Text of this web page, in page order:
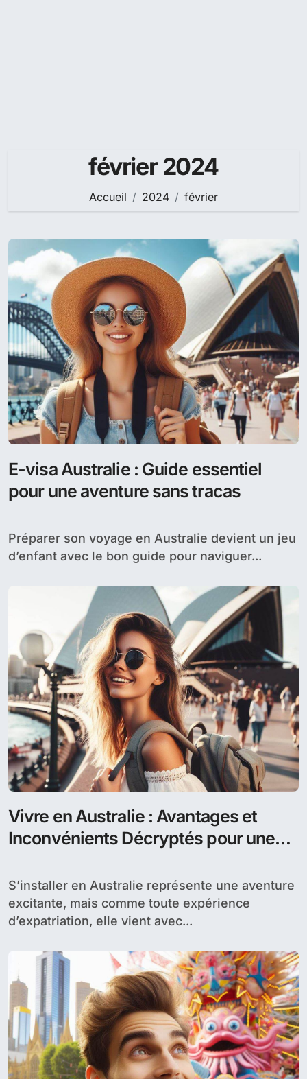
février 2024
Accueil 2024 février
E-visa Australie : Guide essentiel
pour une aventure sans tracas
Préparer son voyage en Australie devient un jeu
d’enfant avec le bon guide pour naviguer...
Vivre en Australie : Avantages et
Inconvénients Décryptés pour une
S’installer en Australie représente une aventure
excitante, mais comme toute expérience
d’expatriation, elle vient avec...